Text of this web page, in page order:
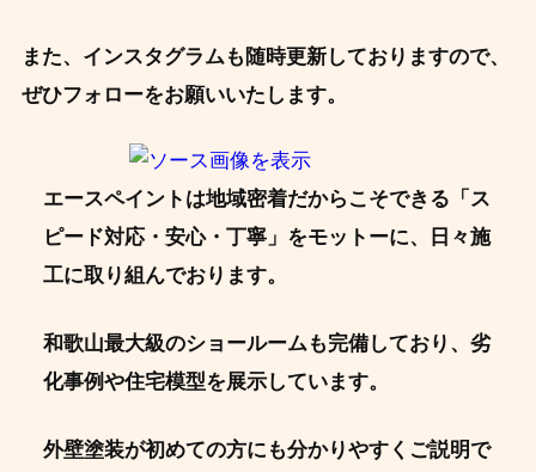
また、インスタグラムも随時更新しておりますので、
ぜひフォローをお願いいたします。
エースペイントは地域密着だからこそできる「ス
ピード対応・安心・丁寧」をモットーに、日々施
工に取り組んでおります。
和歌山最大級のショールームも完備しており、劣
化事例や住宅模型を展示しています。
外壁塗装が初めての方にも分かりやすくご説明で